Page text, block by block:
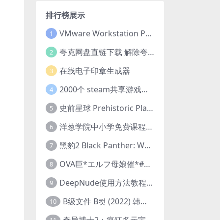
排行榜展示
1 VMware Workstation Pro 16 永久激活密钥(序列号)
2 夸克网盘直链下载 解除夸克网盘下载限制 油猴脚本
3 在线电子印章生成器
4 2000个 steam共享游戏账号 离线steam账号分享
5 史前星球 Prehistoric Planet (2022) 中字 1080p 高清 阿里云盘 2022.5.27已更新全集
6 洋葱学院中小学免费课程集合 云盘下载
7 黑豹2 Black Panther: Wakanda Forever (2022) 高清版
8 OVA巨*エルフ母娘催*#1エルフの国を蹂*する男。汚された女王と姫
9 DeepNude使用方法教程FAQ
10 B级文件 B컷 (2022) 韩国大尺度剧情电影 1080P 中字